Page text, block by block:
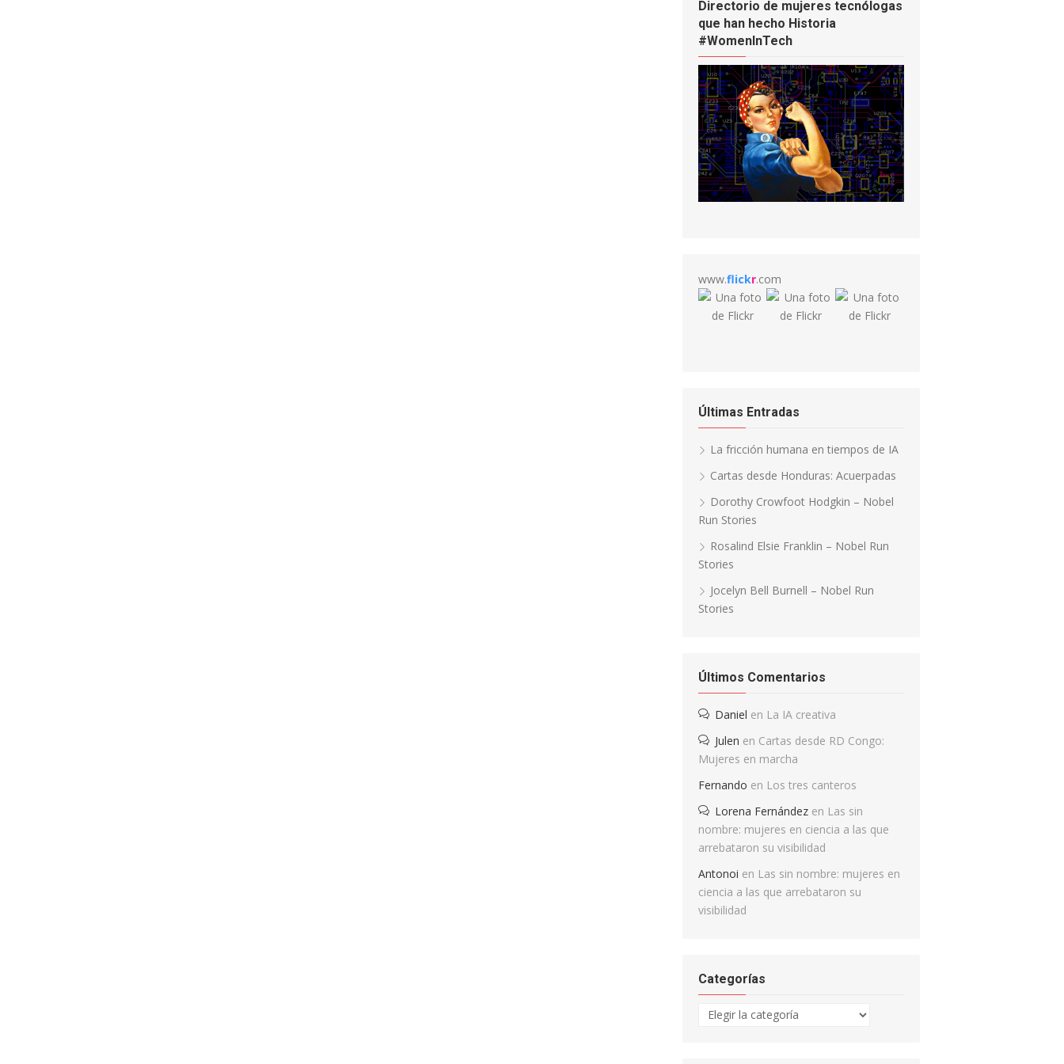
Directorio de mujeres tecnólogas
que han hecho Historia
#WomenInTech
www.flickr.com
Últimas Entradas
La fricción humana en tiempos de IA
Cartas desde Honduras: Acuerpadas
Dorothy Crowfoot Hodgkin – Nobel
Run Stories
Rosalind Elsie Franklin – Nobel Run
Stories
Jocelyn Bell Burnell – Nobel Run
Stories
Últimos Comentarios
Daniel en La IA creativa
Julen en Cartas desde RD Congo:
Mujeres en marcha
Fernando en Los tres canteros
Lorena Fernández en Las sin
nombre: mujeres en ciencia a las que
arrebataron su visibilidad
Antonoi en Las sin nombre: mujeres en
ciencia a las que arrebataron su
visibilidad
Categorías
Categorías